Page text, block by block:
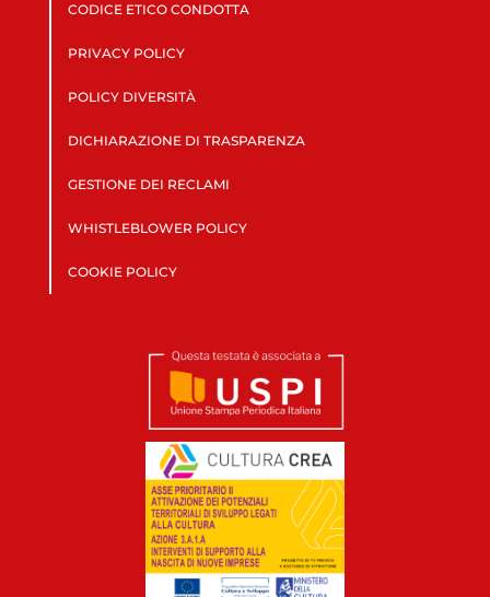
CODICE ETICO CONDOTTA
PRIVACY POLICY
POLICY DIVERSITÀ
DICHIARAZIONE DI TRASPARENZA
GESTIONE DEI RECLAMI
WHISTLEBLOWER POLICY
COOKIE POLICY